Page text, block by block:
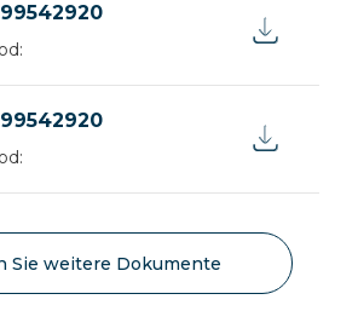
Sie weitere Dokumente